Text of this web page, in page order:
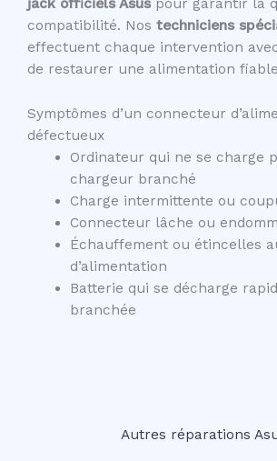
jack officiels Asuspour garantir la
compatibilité. Nos techniciens
effectuent chaque intervention
de restaurer une alimentation
Symptômes d’un connecteur
défectueux
Ordinateur qui ne se charge
chargeur branché
Charge intermittente ou
Connecteur lâche ou
Échauffement ou étincelles
d’alimentation
Batterie qui se décharge
branchée
Autres réparations